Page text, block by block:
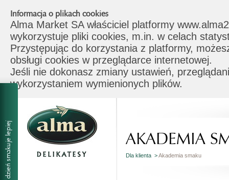
Informacja o plikach cookies
Alma Market SA właściciel platformy
wykorzystuje pliki cookies, m.in. w celach
Przystępując do korzystania z platformy,
obsługi cookies w przeglądarce internetowej.
Jeśli nie dokonasz zmiany ustawień,
wykorzystaniem wymienionych plików.
AKADEMIA
Dla klienta >Akademia smaku